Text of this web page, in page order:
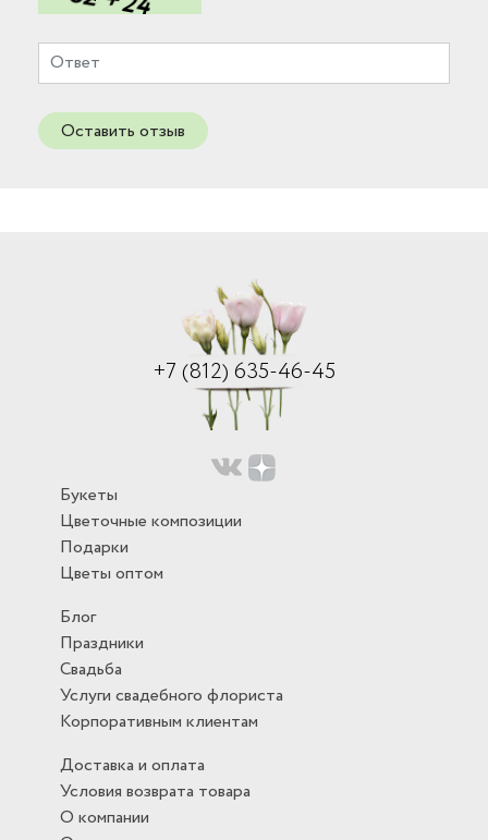
Оставить отзыв
+7 (812) 635-46-45
Букеты
Цветочные композиции
Подарки
Цветы оптом
Блог
Праздники
Свадьба
Услуги свадебного флориста
Корпоративным клиентам
Доставка и оплата
Условия возврата товара
О компании